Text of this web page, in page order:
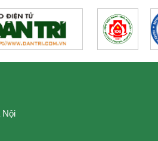
CBVCLĐ
NĂM
Nội